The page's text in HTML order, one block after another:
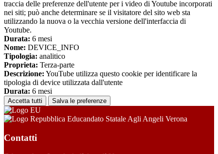
traccia delle preferenze dell'utente per i video di Youtube incorporati
nei siti; può anche determinare se il visitatore del sito web sta
utilizzando la nuova o la vecchia versione dell'interfaccia di
Youtube.
Durata: 6 mesi
Nome: DEVICE_INFO
Tipologia: analitico
Proprieta: Terza-parte
Descrizione: YouTube utilizza questo cookie per identificare la
tipologia di device utilizzata dall'utente
Durata: 6 mesi
Accetta tutti Salva le preferenze
Educandato Statale Agli Angeli Verona
Contatti